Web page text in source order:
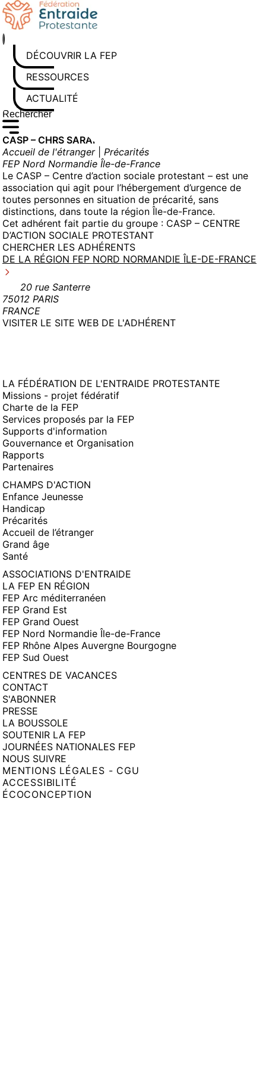
Aller
au
contenu
DÉCOUVRIR LA FEP
RESSOURCES
ACTUALITÉS
Rechercher sur le site
Saisissez au moins 3 caractères pour lancer la recherche
CASP – CHRS SARAH
Accueil de l'étranger| Précarités
FEP Nord Normandie Île-de-France
Le CASP – Centre d’action sociale protestant – est une
association qui agit pour l’hébergement d’urgence de
toutes personnes en situation de précarité, sans
distinctions, dans toute la région Île-de-France.
Cet adhérent fait partie du groupe : CASP – CENTRE
D’ACTION SOCIALE PROTESTANT
CHERCHER LES ADHÉRENTS
DE LA RÉGION FEP NORD NORMANDIE ÎLE-DE-FRANCE
20 rue Santerre
75012 PARIS
FRANCE
VISITER LE SITE WEB DE L'ADHÉRENT(NOUVELLE
LA FÉDÉRATION DE L'ENTRAIDE PROTESTANTE
Missions - projet fédératif
Charte de la FEP
Services proposés par la FEP
Supports d'information
Gouvernance et Organisation
Rapports
Partenaires
CHAMPS D'ACTION
Enfance Jeunesse
Handicap
Précarités
Accueil de l’étranger
Grand âge
Santé
ASSOCIATIONS D'ENTRAIDE
LA FEP EN RÉGION
FEP Arc méditerranéen
FEP Grand Est
FEP Grand Ouest
FEP Nord Normandie Île-de-France
FEP Rhône Alpes Auvergne Bourgogne
FEP Sud Ouest
CENTRES DE VACANCES
CONTACT
S'ABONNER
PRESSE
LA BOUSSOLE
SOUTENIR LA FEP
JOURNÉES NATIONALES FEP
NOUS SUIVRE
MENTIONS LÉGALES - CGU
ACCESSIBILITÉ
ÉCOCONCEPTION